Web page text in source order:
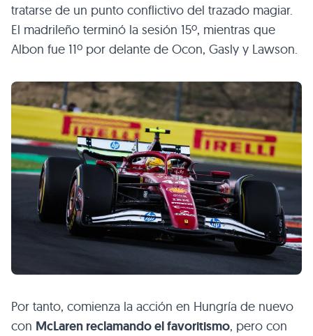
tratarse de un punto conflictivo del trazado magiar.
El madrileño terminó la sesión 15º, mientras que
Albon fue 11º por delante de Ocon, Gasly y Lawson.
Por tanto, comienza la acción en Hungría de nuevo
con McLaren reclamando el favoritismo, pero con